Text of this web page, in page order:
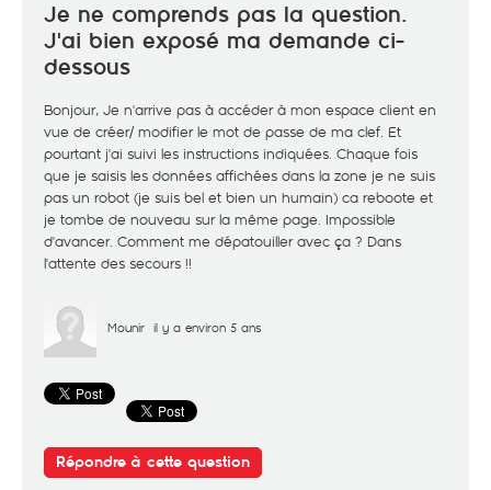
Je ne comprends pas la question.
J'ai bien exposé ma demande ci-
dessous
Bonjour, Je n'arrive pas à accéder à mon espace client en
vue de créer/ modifier le mot de passe de ma clef. Et
pourtant j'ai suivi les instructions indiquées. Chaque fois
que je saisis les données affichées dans la zone je ne suis
pas un robot (je suis bel et bien un humain) ca reboote et
je tombe de nouveau sur la même page. Impossible
d'avancer. Comment me dépatouiller avec ça ? Dans
l'attente des secours !!
Mounir il y a environ 5 ans
Répondre à cette question